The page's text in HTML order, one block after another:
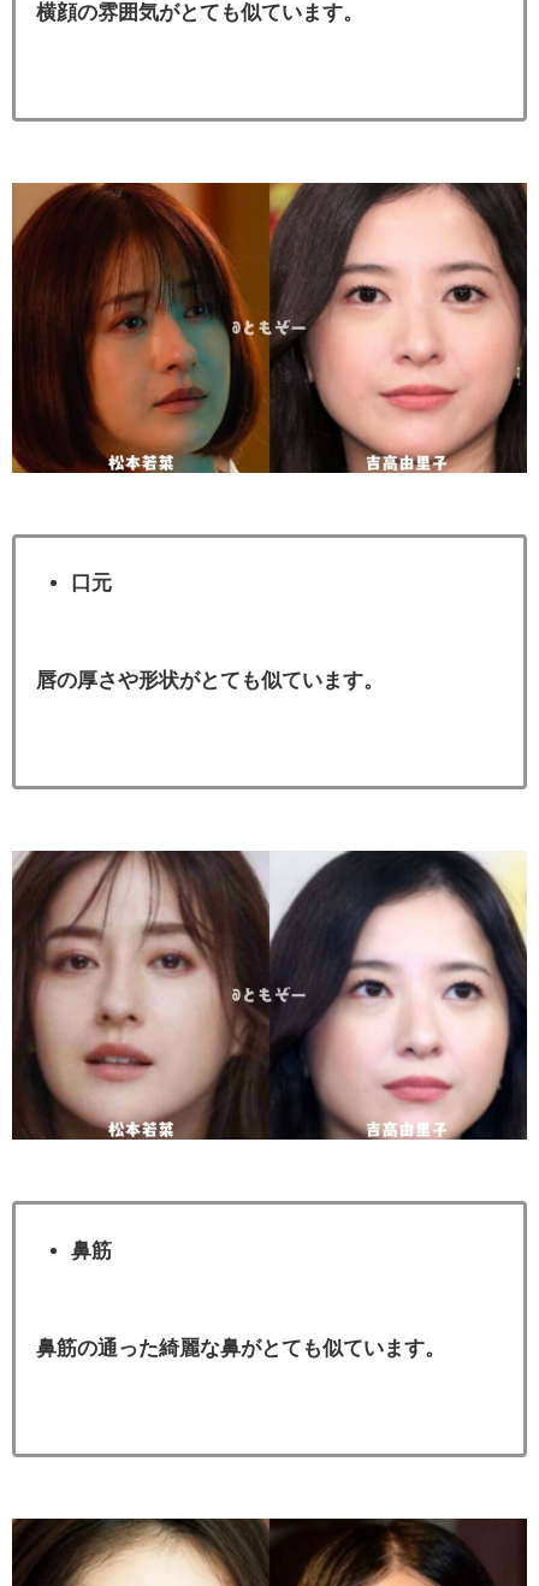
横顔の雰囲気がとても似ています。
口元
唇の厚さや形状がとても似ています。
鼻筋
鼻筋の通った綺麗な鼻がとても似ています。